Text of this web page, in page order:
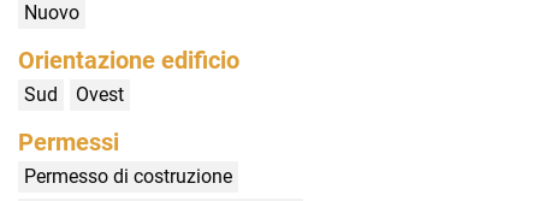
Nuovo
Orientazione edificio
Sud Ovest
Permessi
Permesso di costruzione